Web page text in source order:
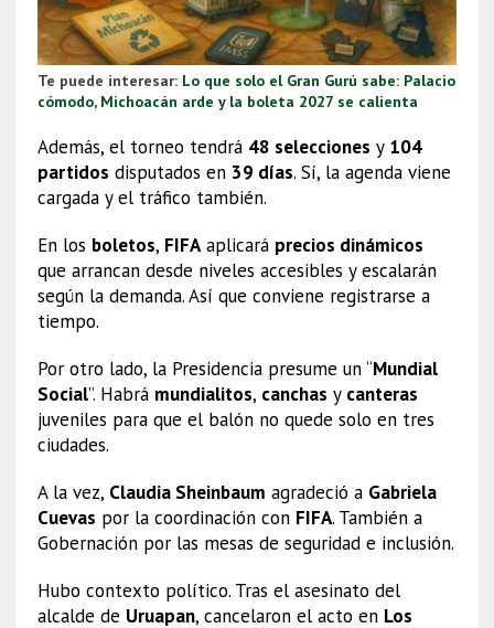
Te puede interesar: Lo que solo el Gran Gurú sabe: Palacio
cómodo, Michoacán arde y la boleta 2027 se calienta
Además, el torneo tendrá 48 selecciones y 104
partidos disputados en 39 días. Sí, la agenda viene
cargada y el tráfico también.
En los boletos, FIFAaplicará precios dinámicos
que arrancan desde niveles accesibles y escalarán
según la demanda. Así que conviene registrarse a
tiempo.
Por otro lado, la Presidencia presume un “Mundial
Social”. Habrá mundialitos, canchas y canteras
juveniles para que el balón no quede solo en tres
ciudades.
A la vez, Claudia Sheinbaum agradeció a Gabriela
Cuevas por la coordinación con FIFA. También a
Gobernación por las mesas de seguridad e inclusión.
Hubo contexto político. Tras el asesinato del
alcalde de Uruapan, cancelaron el acto en Los